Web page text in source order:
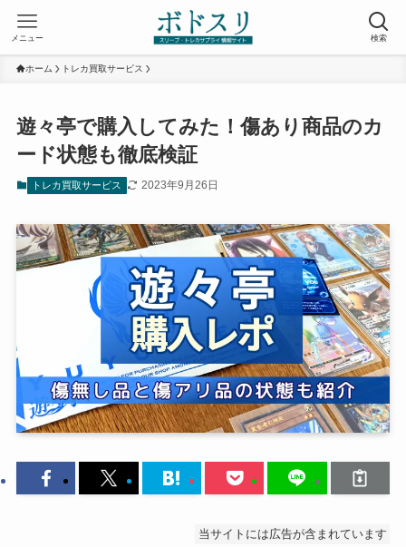
検索
メニュー
ホーム トレカ買取サービス
遊々亭で購入してみた！傷あり商品のカ
ード状態も徹底検証
トレカ買取サービス 2023年9月26日
当サイトには広告が含まれています